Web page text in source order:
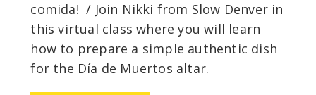
comida! / Join Nikki from Slow Denver in
this virtual class where you will learn
how to prepare a simple authentic dish
for the Día de Muertos altar.